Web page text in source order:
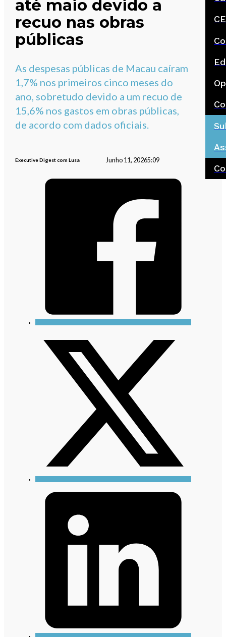
até maio devido a
recuo nas obras
públicas
As despesas públicas de Macau caíram
1,7% nos primeiros cinco meses do
ano, sobretudo devido a um recuo de
15,6% nos gastos em obras públicas,
de acordo com dados oficiais.
Executive Digest com Lusa Junho 11, 20265:09